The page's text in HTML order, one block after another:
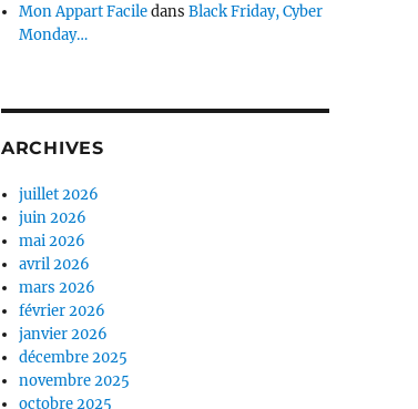
Mon Appart FaciledansBlack Friday, Cyber
Monday…
ARCHIVES
juillet 2026
juin 2026
mai 2026
avril 2026
mars 2026
février 2026
janvier 2026
décembre 2025
novembre 2025
octobre 2025